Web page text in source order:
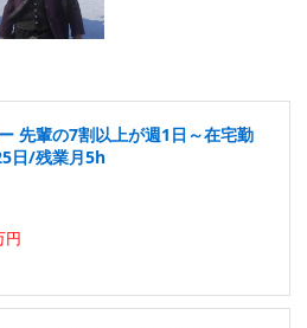
先輩の7割以上が週1日～在宅勤
日/残業月5h
円